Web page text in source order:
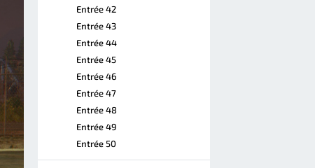
Entrée 42
Entrée 43
Entrée 44
Entrée 45
Entrée 46
Entrée 47
Entrée 48
Entrée 49
Entrée 50